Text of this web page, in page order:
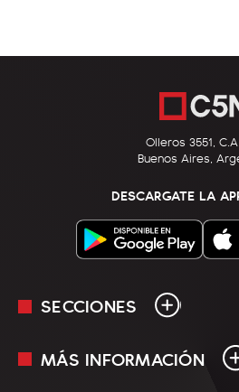
Olleros 3551,
Buenos Aires,
DESCARGATE LA
SECCIONES
En Vivo
MÁS INFORMACIÓN